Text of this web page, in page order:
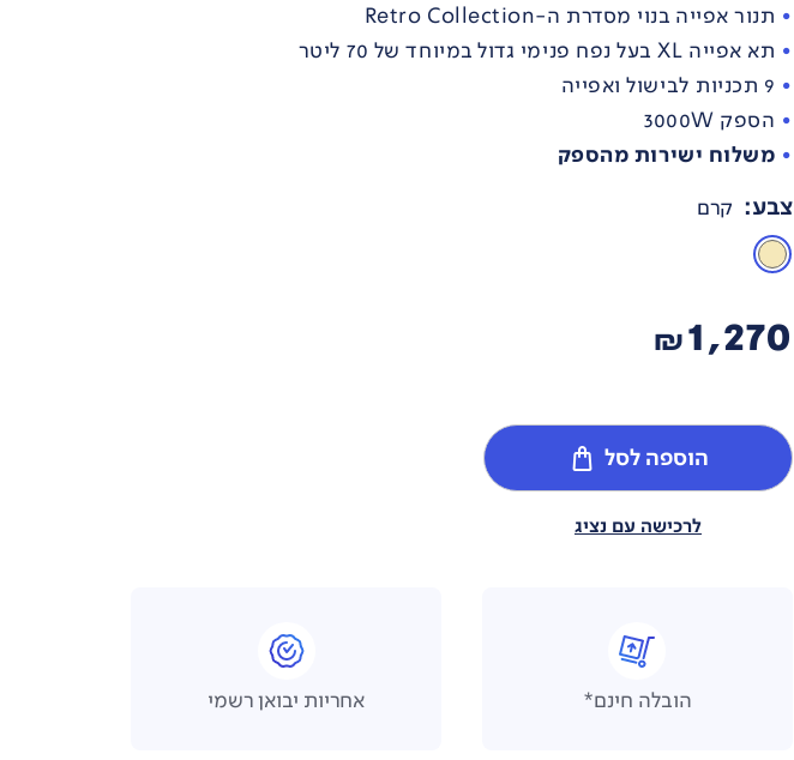
תנור אפייה בנוי מסדרת ה-Retro Collection
תא אפייה XL בעל נפח פנימי גדול במיוחד של 70 ליטר
9 תכניות לבישול ואפייה
הספק 3000W
משלוח ישירות מהספק
צבע: קרם
1,270
₪
הוספה לסל
לרכישה עם נציג
הובלה חינם* אחריות יבואן רשמי